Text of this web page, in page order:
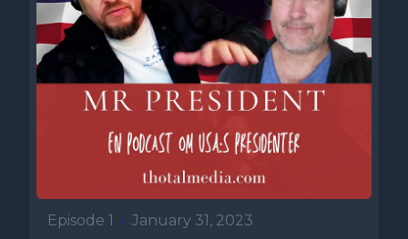
Episode 1 • January 31, 2023